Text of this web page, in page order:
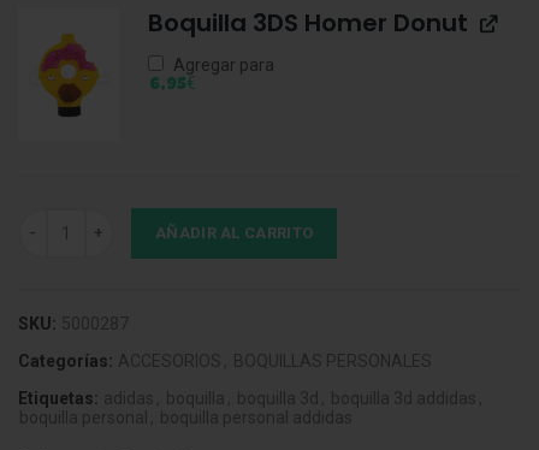
Boquilla 3DS Homer Donut
Agregar para
6,95€
Boquilla 3D Aku Aku cantidad
AÑADIR AL CARRITO
SKU: 5000287
Categorías: ACCESORIOS , BOQUILLAS PERSONALES
Etiquetas: adidas , boquilla , boquilla 3d , boquilla 3d addidas ,
boquilla personal , boquilla personal addidas